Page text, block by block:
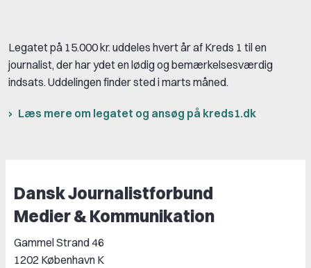
Legatet på 15.000 kr. uddeles hvert år af Kreds 1 til en
journalist, der har ydet en lødig og bemærkelsesværdig
indsats. Uddelingen finder sted i marts måned.
Læs mere om legatet og ansøg på kreds1.dk
Dansk Journalistforbund
Medier & Kommunikation
Gammel Strand 46
1202 København K